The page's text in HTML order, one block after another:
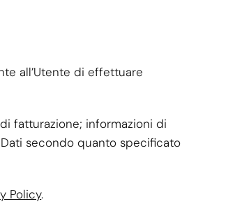
all’Utente di effettuare
fatturazione; informazioni di
secondo quanto specificato
Policy.